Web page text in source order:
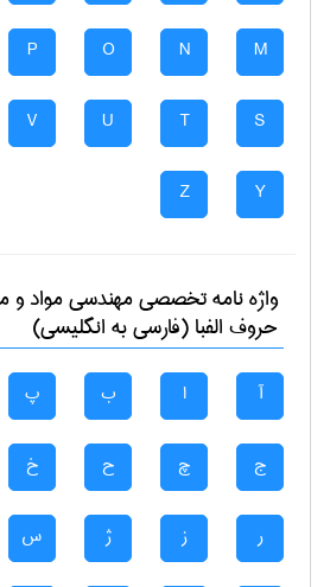
M
N
O
P
S
T
U
V
Y
Z
واژه نامه تخصصیمهندسی مواد و
حروف الفبا (فارسی به انگلیسی)
آ ا ب پ
ج چ ح خ
ر ز ژ س